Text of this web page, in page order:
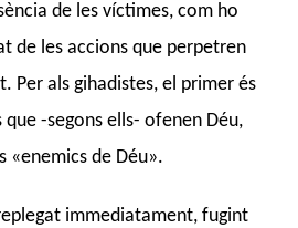
de les víctimes, com ho
de les accions que perpetren
Per als gihadistes, el primer és
-segons ells- ofenen Déu,
«enemics de Déu».
immediatament, fugint